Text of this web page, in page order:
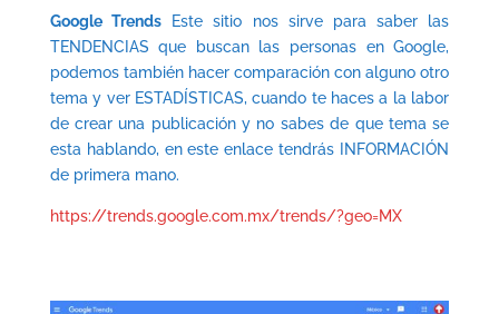
Google TrendsEste sitio nos sirve para saber las
TENDENCIAS que buscan las personas en Google,
podemos también hacer comparación con alguno otro
tema y ver ESTADÍSTICAS, cuando te haces a la labor
de crear una publicación y no sabes de que tema se
esta hablando, en este enlace tendrás INFORMACIÓN
de primera mano.
https://trends.google.com.mx/trends/?geo=MX